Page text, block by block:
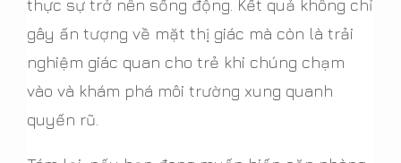
thực sự trở nên sống động. Kết quả không chỉ
gây ấn tượng về mặt thị giác mà còn là trải
nghiệm giác quan cho trẻ khi chúng chạm
vào và khám phá môi trường xung quanh
quyến rũ.